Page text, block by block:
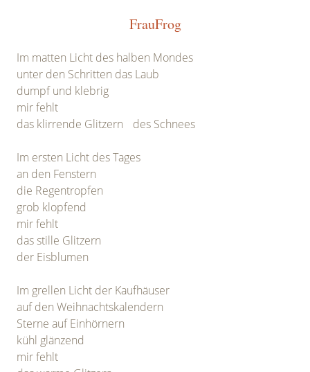
FrauFrog
Im matten Licht des halben Mondes
unter den Schritten das Laub
dumpf und klebrig
mir fehlt
das klirrende Glitzern des Schnees
Im ersten Licht des Tages
an den Fenstern
die Regentropfen
grob klopfend
mir fehlt
das stille Glitzern
der Eisblumen
Im grellen Licht der Kaufhäuser
auf den Weihnachtskalendern
Sterne auf Einhörnern
kühl glänzend
mir fehlt